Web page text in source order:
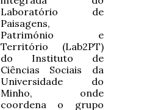
Laboratório de
Paisagens,
Património e
Território (Lab2PT)
do Instituto de
Ciências Sociais da
Universidade do
Minho, onde
coordena o grupo